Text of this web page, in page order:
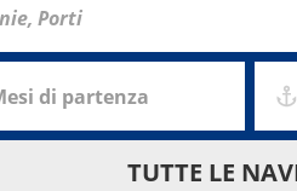
di partenza
TUTTE LE